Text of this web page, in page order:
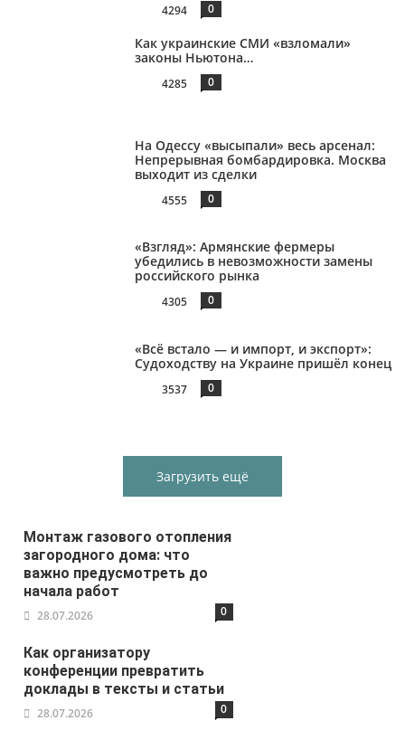
4294 0
Как украинские СМИ «взломали»
законы Ньютона…
4285 0
На Одессу «высыпали» весь арсенал:
Непрерывная бомбардировка. Москва
выходит из сделки
4555 0
«Взгляд»: Армянские фермеры
убедились в невозможности замены
российского рынка
4305 0
«Всё встало — и импорт, и экспорт»:
Судоходству на Украине пришёл конец
3537 0
Загрузить ещё
Монтаж газового отопления
загородного дома: что
важно предусмотреть до
начала работ
28.07.2026 0
Как организатору
конференции превратить
доклады в тексты и статьи
28.07.2026 0